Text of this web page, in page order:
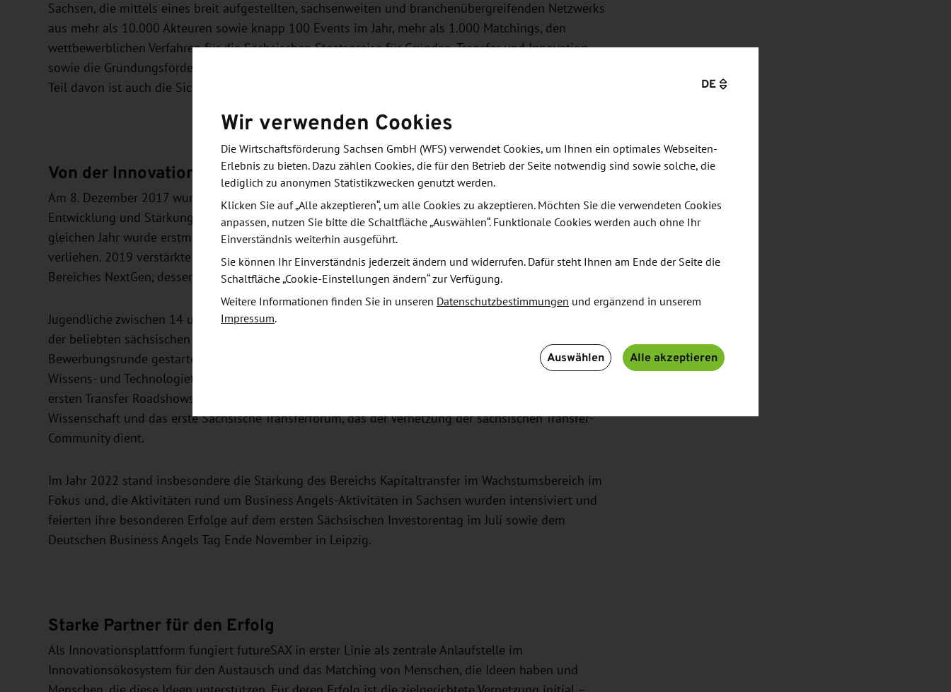
Sachsen, die mittels eines breit aufgestellten, sachsenweiten und branchenübergreifenden Netzwerks
aus mehr als 10.000 Akteuren sowie knapp 100 Events im Jahr, mehr als 1.000 Matchings, den
wettbewerblichen Verfahren für die Sächsischen Staatspreise für Gründen, Transfer und Innovation
sowie die Gründungsförderung InnoStartBonus vorangetrieben und unterstützt wird. Ein wesentlicher
Teil davon ist auch die Sichtbarmachung der Innovationskraft Sachsens.
Von der Innovationsplattform zur Innovationsagentur
Am 8. Dezember 2017 wurde die futureSAX GmbH gegründet, womit die bereits erzielte erfolgreiche
Entwicklung und Stärkung der Innovationsregion Sachsen weiter verstetigt werden sollten. Im
gleichen Jahr wurde erstmals der Sächsische Staatspreis für Transfer (Sächsischer Transferpreis)
verliehen. 2019 verstärkte futureSAX die Aktivitäten im Bereich Gründen durch die Entwicklung des
Bereiches NextGen, dessen Aktivitäten sich auf
Jugendliche zwischen 14 und 17 Jahren mit Unternehmergeist konzentrieren, sowie die Etablierung
der beliebten sächsischen Gründungsförderung InnoStartBonus, die mittlerweile in die 9.
Bewerbungsrunde gestartet ist. Im Folgejahr 2020 intensivierten sich die Aktivitäten im Bereich
Wissens- und Technologietransfer durch u. a. die Begleitung der Validierungsförderung sowie die
ersten Transfer Roadshows zur Stärkung des konkreten Austausches zwischen Wirtschaft und
Wissenschaft und das erste Sächsische Transferforum, das der Vernetzung der sächsischen Transfer-
Community dient.
Im Jahr 2022 stand insbesondere die Stärkung des Bereichs Kapitaltransfer im Wachstumsbereich im
Fokus und, die Aktivitäten rund um Business Angels-Aktivitäten in Sachsen wurden intensiviert und
feierten ihre besonderen Erfolge auf dem ersten Sächsischen Investorentag im Juli sowie dem
Deutschen Business Angels Tag Ende November in Leipzig.
Starke Partner für den Erfolg
Als Innovationsplattform fungiert futureSAX in erster Linie als zentrale Anlaufstelle im
Innovationsökosystem für den Austausch und das Matching von Menschen, die Ideen haben und
DE
Wir verwenden Cookies
Die Wirtschaftsförderung Sachsen GmbH (WFS) verwendet Cookies, um Ihnen ein optimales Webseiten-
Erlebnis zu bieten. Dazu zählen Cookies, die für den Betrieb der Seite notwendig sind sowie solche, die
lediglich zu anonymen Statistikzwecken genutzt werden.
Klicken Sie auf „Alle akzeptieren“, um alle Cookies zu akzeptieren. Möchten Sie die verwendeten Cookies
anpassen, nutzen Sie bitte die Schaltfläche „Auswählen“. Funktionale Cookies werden auch ohne Ihr
Einverständnis weiterhin ausgeführt.
Sie können Ihr Einverständnis jederzeit ändern und widerrufen. Dafür steht Ihnen am Ende der Seite die
Schaltfläche „Cookie-Einstellungen ändern“ zur Verfügung.
Weitere Informationen finden Sie in unseren Datenschutzbestimmungen und ergänzend in unserem
Impressum.
Auswählen Alle akzeptieren